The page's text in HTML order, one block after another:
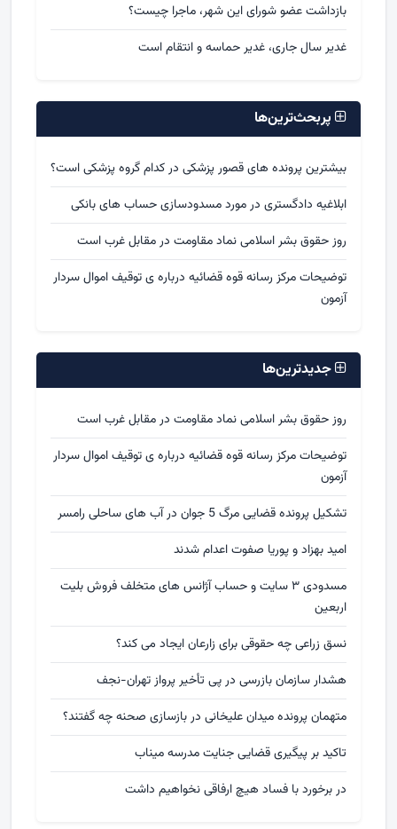
بازداشت عضو شورای این شهر، ماجرا چیست؟
غدیر سال جاری، غدیر حماسه و انتقام است
پربحث‌ترین‌ها
بیشترین پرونده های قصور پزشکی در کدام گروه پزشکی است؟
ابلاغیه دادگستری در مورد مسدودسازی حساب های بانکی
روز حقوق بشر اسلامی نماد مقاومت در مقابل غرب است
توضیحات مرکز رسانه قوه قضائیه درباره ی توقیف اموال سردار
آزمون
جدیدترین‌ها
روز حقوق بشر اسلامی نماد مقاومت در مقابل غرب است
توضیحات مرکز رسانه قوه قضائیه درباره ی توقیف اموال سردار
آزمون
تشکیل پرونده قضایی مرگ 5 جوان در آب های ساحلی رامسر
امید بهزاد و پوریا صفوت اعدام شدند
مسدودی ۳ سایت و حساب آژانس های متخلف فروش بلیت
اربعین
نسق زراعی چه حقوقی برای زارعان ایجاد می کند؟
هشدار سازمان بازرسی در پی تأخیر پرواز تهران-نجف
متهمان پرونده میدان علیخانی در بازسازی صحنه چه گفتند؟
تاکید بر پیگیری قضایی جنایت مدرسه میناب
در برخورد با فساد هیچ ارفاقی نخواهیم داشت